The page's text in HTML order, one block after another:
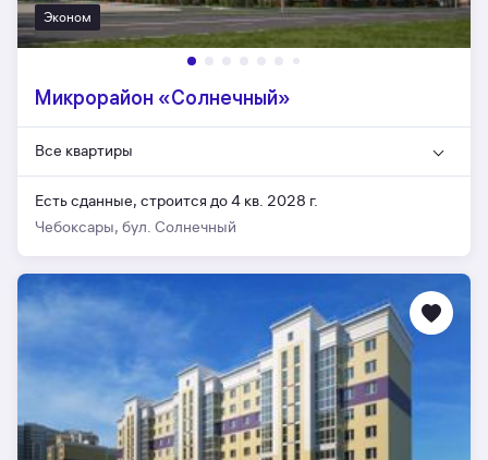
Эконом
Микрорайон «Солнечный»
Все квартиры
Есть сданные, строится до 4 кв. 2028 г.
Чебоксары, бул. Солнечный